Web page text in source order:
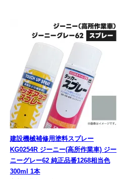
建設機械補修用塗料スプレー
KG0254R ジーニー(高所作業車) ジー
ニーグレー62 純正品番1268相当色
300ml 1本